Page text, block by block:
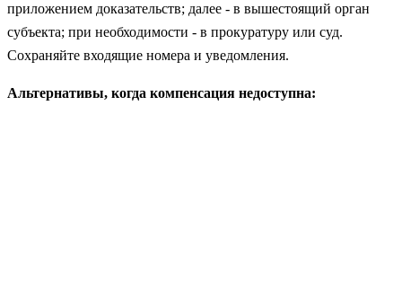
приложением доказательств; далее - в вышестоящий орган
субъекта; при необходимости - в прокуратуру или суд.
Сохраняйте входящие номера и уведомления.
Альтернативы, когда компенсация недоступна: